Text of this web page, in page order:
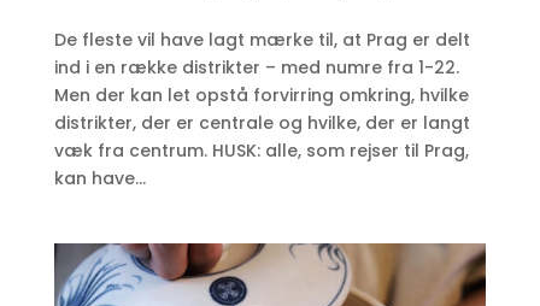
De fleste vil have lagt mærke til, at Prag er delt
ind i en række distrikter – med numre fra 1-22.
Men der kan let opstå forvirring omkring, hvilke
distrikter, der er centrale og hvilke, der er langt
væk fra centrum. HUSK: alle, som rejser til Prag,
kan have...